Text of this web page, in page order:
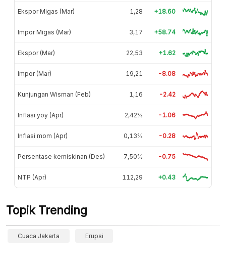
Ekspor Migas (Mar) 1,28 +18.60
Impor Migas (Mar) 3,17 +58.74
Ekspor (Mar) 22,53 +1.62
Impor (Mar) 19,21 -8.08
Kunjungan Wisman (Feb) 1,16 -2.42
Inflasi yoy (Apr) 2,42% -1.06
Inflasi mom (Apr) 0,13% -0.28
Persentase kemiskinan (Des) 7,50% -0.75
NTP (Apr) 112,29 +0.43
Topik Trending
Cuaca Jakarta Erupsi